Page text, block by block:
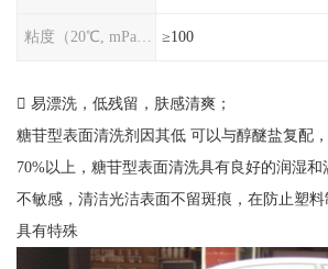
粘度（20℃, mPa•s） ≥100
 易漂洗，低残留，肤感清爽；
糖苷型表面清洗剂因其低 可以与醇醚盐复配
70%以上，糖苷型表面清洗具有良好的润湿
不敏感，清洁光洁表面不留斑痕，在防止塑
具有特殊